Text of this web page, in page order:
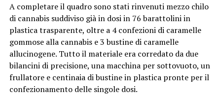
A completare il quadro sono stati rinvenuti mezzo chilo
di cannabis suddiviso già in dosi in 76 barattolini in
plastica trasparente, oltre a 4 confezioni di caramelle
gommose alla cannabis e 3 bustine di caramelle
allucinogene. Tutto il materiale era corredato da due
bilancini di precisione, una macchina per sottovuoto, un
frullatore e centinaia di bustine in plastica pronte per il
confezionamento delle singole dosi.